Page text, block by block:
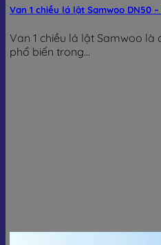
Van 1 chiều lá lật Samwoo DN50
Van 1 chiều lá lật Samwoo là
phổ biến trong...